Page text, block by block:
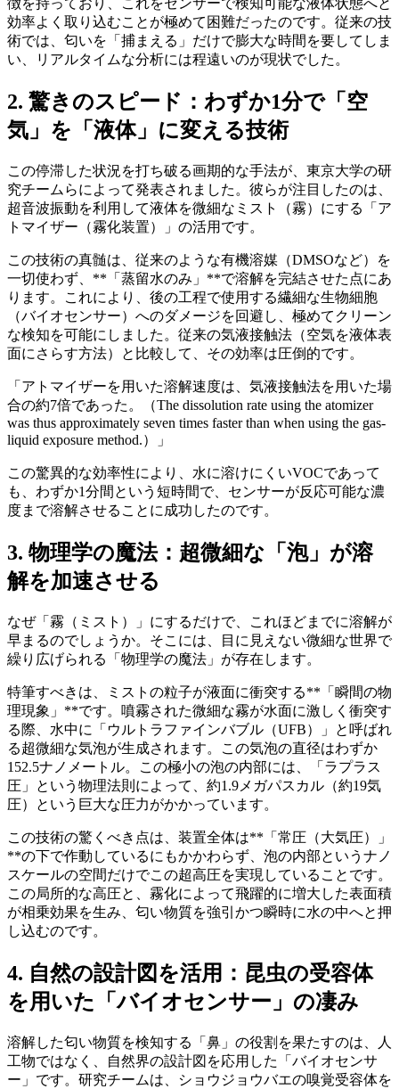
徴を持っており、これをセンサーで検知可能な液体状態へと
効率よく取り込むことが極めて困難だったのです。従来の技
術では、匂いを「捕まえる」だけで膨大な時間を要してしま
い、リアルタイムな分析には程遠いのが現状でした。
2. 驚きのスピード：わずか1分で「空
気」を「液体」に変える技術
この停滞した状況を打ち破る画期的な手法が、東京大学の研
究チームらによって発表されました。彼らが注目したのは、
超音波振動を利用して液体を微細なミスト（霧）にする「ア
トマイザー（霧化装置）」の活用です。
この技術の真髄は、従来のような有機溶媒（DMSOなど）を
一切使わず、**「蒸留水のみ」**で溶解を完結させた点にあ
ります。これにより、後の工程で使用する繊細な生物細胞
（バイオセンサー）へのダメージを回避し、極めてクリーン
な検知を可能にしました。従来の気液接触法（空気を液体表
面にさらす方法）と比較して、その効率は圧倒的です。
「アトマイザーを用いた溶解速度は、気液接触法を用いた場
合の約7倍であった。（The dissolution rate using the atomizer
was thus approximately seven times faster than when using the gas-
liquid exposure method.）」
この驚異的な効率性により、水に溶けにくいVOCであって
も、わずか1分間という短時間で、センサーが反応可能な濃
度まで溶解させることに成功したのです。
3. 物理学の魔法：超微細な「泡」が溶
解を加速させる
なぜ「霧（ミスト）」にするだけで、これほどまでに溶解が
早まるのでしょうか。そこには、目に見えない微細な世界で
繰り広げられる「物理学の魔法」が存在します。
特筆すべきは、ミストの粒子が液面に衝突する**「瞬間の物
理現象」**です。噴霧された微細な霧が水面に激しく衝突す
る際、水中に「ウルトラファインバブル（UFB）」と呼ばれ
る超微細な気泡が生成されます。この気泡の直径はわずか
152.5ナノメートル。この極小の泡の内部には、「ラプラス
圧」という物理法則によって、約1.9メガパスカル（約19気
圧）という巨大な圧力がかかっています。
この技術の驚くべき点は、装置全体は**「常圧（大気圧）」
**の下で作動しているにもかかわらず、泡の内部というナノ
スケールの空間だけでこの超高圧を実現していることです。
この局所的な高圧と、霧化によって飛躍的に増大した表面積
が相乗効果を生み、匂い物質を強引かつ瞬時に水の中へと押
し込むのです。
4. 自然の設計図を活用：昆虫の受容体
を用いた「バイオセンサー」の凄み
溶解した匂い物質を検知する「鼻」の役割を果たすのは、人
工物ではなく、自然界の設計図を応用した「バイオセンサ
ー」です。研究チームは、ショウジョウバエの嗅覚受容体を